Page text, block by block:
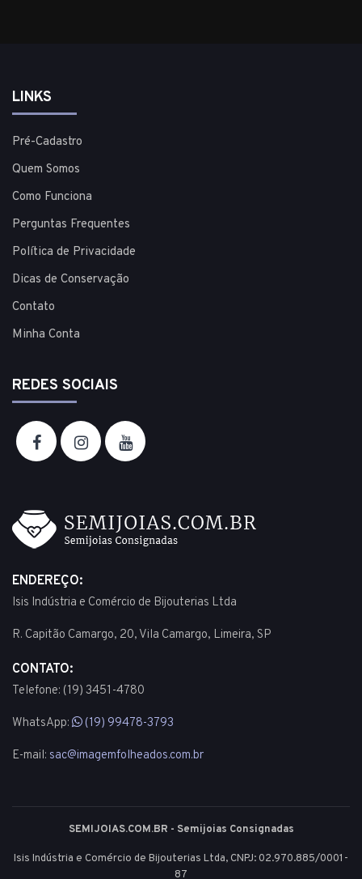
LINKS
Pré-Cadastro
Quem Somos
Como Funciona
Perguntas Frequentes
Política de Privacidade
Dicas de Conservação
Contato
Minha Conta
REDES SOCIAIS
ENDEREÇO:
Isis Indústria e Comércio de Bijouterias Ltda
R. Capitão Camargo, 20, Vila Camargo, Limeira, SP
CONTATO:
Telefone: (19) 3451-4780
WhatsApp: (19) 99478-3793
E-mail: sac@imagemfolheados.com.br
SEMIJOIAS.COM.BR - Semijoias Consignadas
Isis Indústria e Comércio de Bijouterias Ltda, CNPJ: 02.970.885/0001-
87